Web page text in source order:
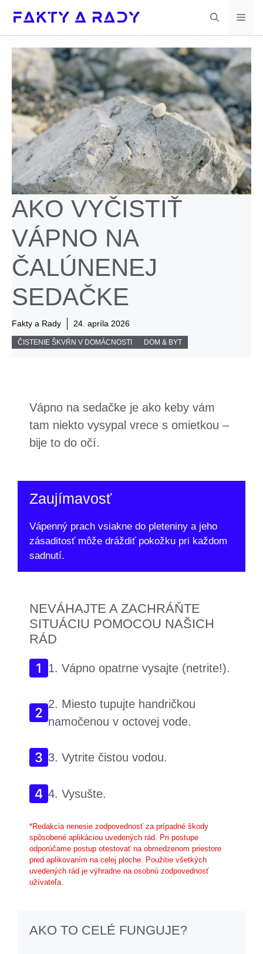
obsah
AKO VYČISTIŤ
VÁPNO NA
ČALÚNENEJ
SEDAČKE
Fakty a Rady 24. apríla 2026
ČISTENIE ŠKVŔN V DOMÁCNOSTI DOM & BYT
Vápno na sedačke je ako keby vám
tam niekto vysypal vrece s omietkou –
bije to do očí.
Zaujímavosť
Vápenný prach vsiakne do pleteniny a jeho
zásaditosť môže dráždiť pokožku pri každom
sadnutí.
NEVÁHAJTE A ZACHRÁŇTE
SITUÁCIU POMOCOU NAŠICH
RÁD
1. Vápno opatrne vysajte (netrite!).
2. Miesto tupujte handričkou
namočenou v octovej vode.
3. Vytrite čistou vodou.
4. Vysušte.
*Redakcia nenesie zodpovednosť za prípadné škody
spôsobené aplikáciou uvedených rád. Pri postupe
odporúčame postup otestovať na obmedzenom priestore
pred aplikovaním na celej ploche. Použitie všetkých
uvedených rád je výhradne na osobnú zodpovednosť
užívateľa.
AKO TO CELÉ FUNGUJE?